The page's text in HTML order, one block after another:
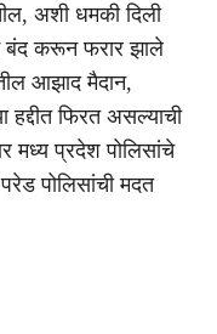
अशी धमकी दिली
बंद करून फरार झाले
आझाद मैदान,
फिरत असल्याची
मध्य प्रदेश पोलिसांचे
पोलिसांची मदत